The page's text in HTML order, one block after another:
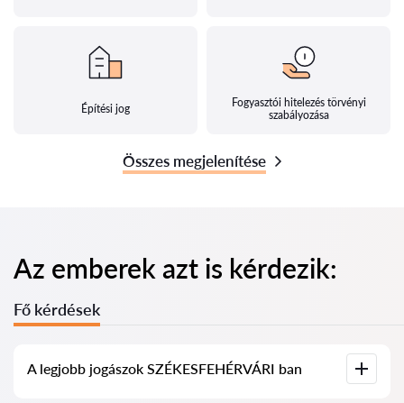
Építési jog
Fogyasztói hitelezés törvényi
szabályozása
Összes megjelenítése
Az emberek azt is kérdezik:
Fő kérdések
A legjobb jogászok SZÉKESFEHÉRVÁRI ban